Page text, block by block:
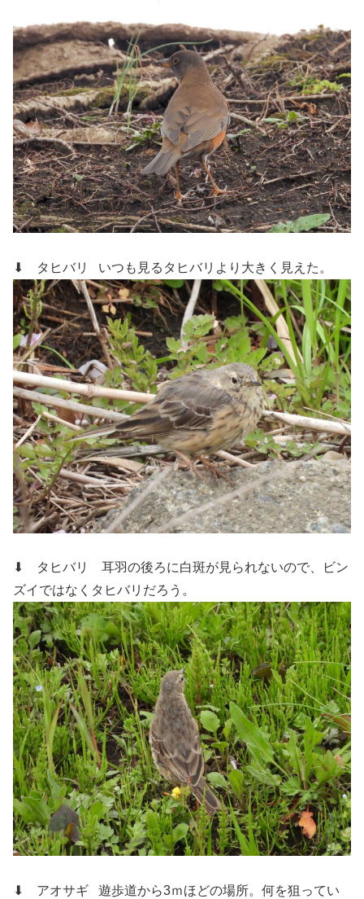
⬇ タヒバリ いつも見るタヒバリより大きく見えた。
⬇ タヒバリ 耳羽の後ろに白斑が見られないので、ビン
ズイではなくタヒバリだろう。
⬇ アオサギ 遊歩道から3ｍほどの場所。何を狙ってい